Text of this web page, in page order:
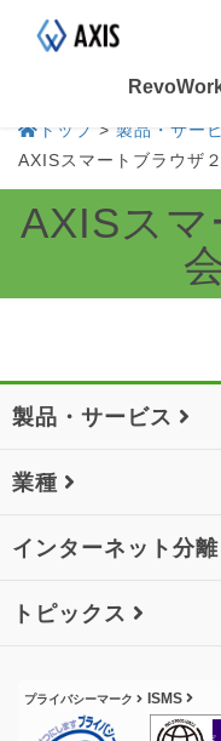
トップ > 製品・サー
AXISスマートブラウザ
AXISスマ
製品・サービス
業種
インターネット分
トピックス
プライバシーマーク ISMS